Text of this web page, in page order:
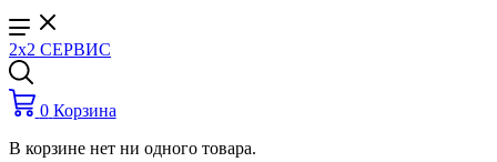
2x2 СЕРВИС
0 Корзина
В корзине нет ни одного товара.